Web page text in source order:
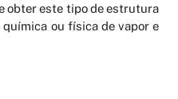
obter este tipo de estrutura
ou física de vapor e